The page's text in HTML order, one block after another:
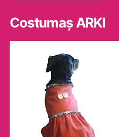
Costumaş ARKI